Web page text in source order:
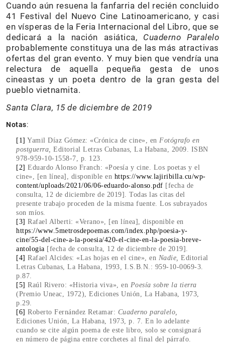
Cuando aún resuena la fanfarria del recién concluido
41 Festival del Nuevo Cine Latinoamericano, y casi
en vísperas de la Feria Internacional del Libro, que se
dedicará a la nación asiática, Cuaderno Paralelo
probablemente constituya una de las más atractivas
ofertas del gran evento. Y muy bien que vendría una
relectura de aquella pequeña gesta de unos
cineastas y un poeta dentro de la gran gesta del
pueblo vietnamita.
Santa Clara, 15 de diciembre de 2019
Notas:
[1] Yamil Díaz Gómez: «Crónica de cine», en Fotógrafo en
postguerra, Editorial Letras Cubanas, La Habana, 2009. ISBN
978-959-10-1558-7, p. 123.
[2] Eduardo Alonso Franch: «Poesía y cine. Los poetas y el
cine», [en línea], disponible en https://www.lajiribilla.cu/wp-
content/uploads/2021/06/06-eduardo-alonso.pdf [fecha de
consulta, 12 de diciembre de 2019]. Todas las citas del
presente trabajo proceden de la misma fuente. Los subrayados
son míos.
[3] Rafael Alberti: «Verano», [en línea], disponible en
https://www.5metrosdepoemas.com/index.php/poesia-y-
cine/55-del-cine-a-la-poesia/420-el-cine-en-la-poesia-breve-
antologia [fecha de consulta, 12 de diciembre de 2019].
[4] Rafael Alcides: «Las hojas en el cine», en Nadie, Editorial
Letras Cubanas, La Habana, 1993, I.S.B.N.: 959-10-0069-3.
p.87.
[5] Raúl Rivero: «Historia viva», en Poesía sobre la tierra
(Premio Uneac, 1972), Ediciones Unión, La Habana, 1973,
p.29.
[6] Roberto Fernández Retamar: Cuaderno paralelo,
Ediciones Unión, La Habana, 1973, p. 7. En lo adelante
cuando se cite algún poema de este libro, solo se consignará
en número de página entre corchetes al final del párrafo.